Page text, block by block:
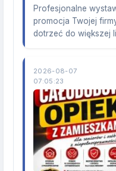
Profesjonalne
promocja Twojej
dotrzeć do większej
2026-08-07
07:05:23